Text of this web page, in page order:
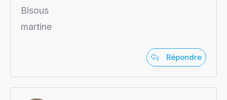
Bisous
martine
Répondre